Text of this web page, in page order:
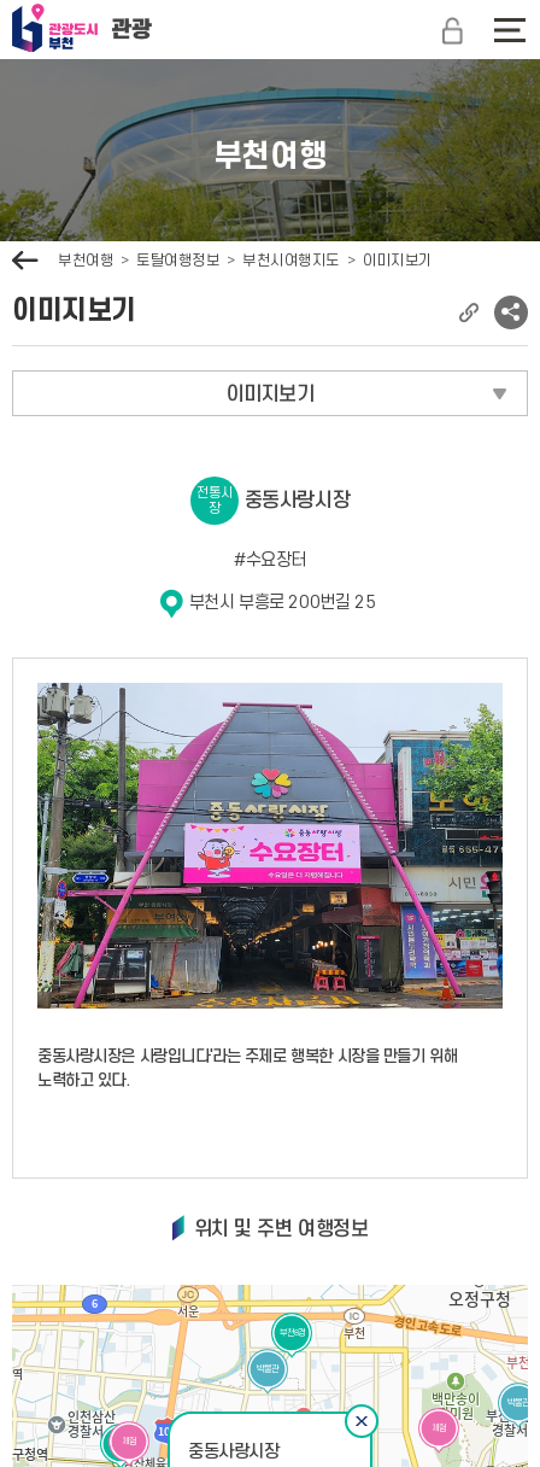
관
광
도
광
관
광
전
체
메
뉴
보
기
부천여행
이
부천여행 토탈여행정보 부천시여행지도 이미지보기
이미지보기
현
재
페
지
소
셜
네
워
이미지보기
전통시
장
중동사랑시장
#수요장터
부천시 부흥로 200번길 25
중동사랑시장은 사랑입니다'라는 주제로 행복한 시장을 만들기 위해
노력하고 있다.
위치 및 주변 여행정보
부천8경
박물관
중동사랑시장
부천8경
체험
박물관
체험